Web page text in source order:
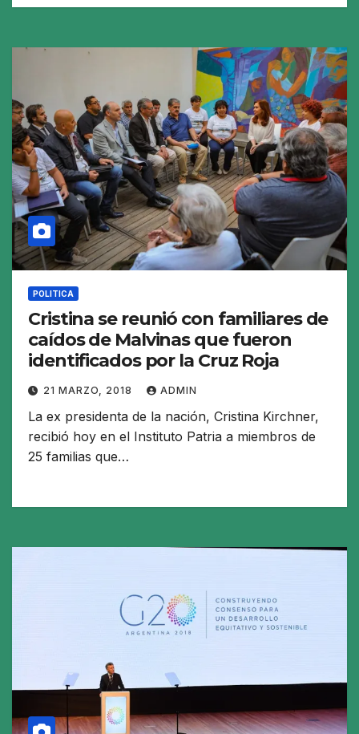
POLITICA
Cristina se reunió con familiares de
caídos de Malvinas que fueron
identificados por la Cruz Roja
21 MARZO, 2018 ADMIN
La ex presidenta de la nación, Cristina Kirchner,
recibió hoy en el Instituto Patria a miembros de
25 familias que…